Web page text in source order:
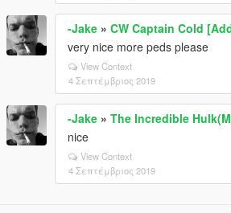
-Jake » CW Captain Cold
very nice more peds please
View Context
4 Σεπτέμβριος 2019
-Jake » The Incredible
nice
View Context
4 Σεπτέμβριος 2019